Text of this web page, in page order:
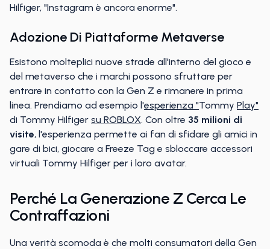
Hilfiger, "Instagram è ancora enorme".
Adozione Di Piattaforme Metaverse
Esistono molteplici nuove strade all'interno del gioco e
del metaverso che i marchi possono sfruttare per
entrare in contatto con la Gen Z e rimanere in prima
linea. Prendiamo ad esempio l'esperienza "Tommy Play"
di Tommy Hilfiger su ROBLOX. Con oltre 35 milioni di
visite, l'esperienza permette ai fan di sfidare gli amici in
gare di bici, giocare a Freeze Tag e sbloccare accessori
virtuali Tommy Hilfiger per i loro avatar.
Perché La Generazione Z Cerca Le
Contraffazioni
Una verità scomoda è che molti consumatori della Gen